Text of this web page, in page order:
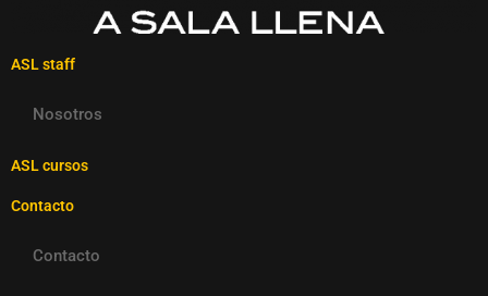
ASL staff
Nosotros
ASL cursos
Contacto
Contacto